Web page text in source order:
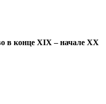
в конце XIX – начале XX